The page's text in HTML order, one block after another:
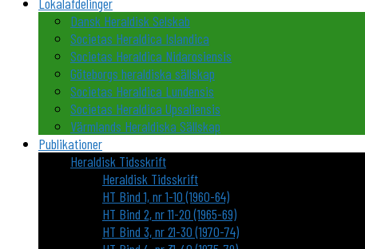
Dansk Heraldisk Selskab
Societas Heraldica Islandica
Societas Heraldica Nidarosiensis
Göteborgs heraldiska sällskap
Societas Heraldica Lundensis
Societas Heraldica Upsaliensis
Värmlands Heraldiska Sällskap
Publikationer
Heraldisk Tidsskrift
Heraldisk Tidsskrift
HT Bind 1, nr 1-10 (1960-64)
HT Bind 2, nr 11-20 (1965-69)
HT Bind 3, nr 21-30 (1970-74)